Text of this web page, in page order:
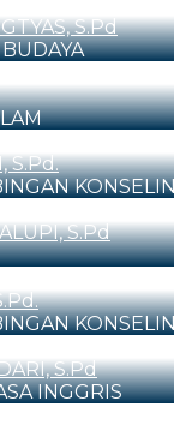
S.Pd
S.Pd.
S.Pd
S.Pd
INGGRIS